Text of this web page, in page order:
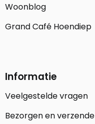
Woonblog
Grand Café Hoendiep
Informatie
Veelgestelde vragen
Bezorgen en